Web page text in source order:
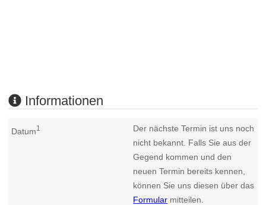
Informationen
Datum1
Der nächste Termin ist uns noch
nicht bekannt. Falls Sie aus der
Gegend kommen und den
neuen Termin bereits kennen,
können Sie uns diesen über das
Formular mitteilen.